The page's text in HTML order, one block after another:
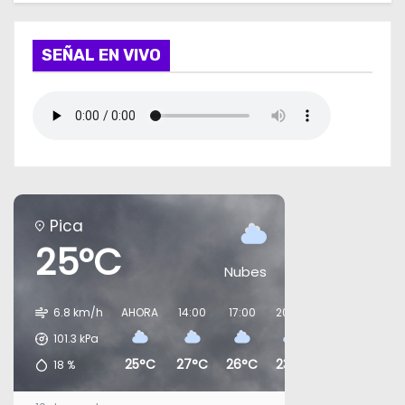
SEÑAL EN VIVO
Pica
25°C Nubes
6.8 km/h
101.3 kPa
18 %
AHORA
25°C
14:00
27°C
17:00
26°C
20:00
23°C